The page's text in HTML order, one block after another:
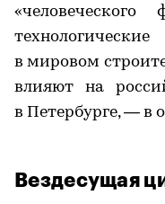
в мировом
влияют на
в Петербурге, — в
Вездесущая